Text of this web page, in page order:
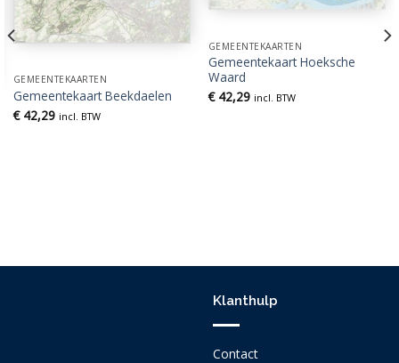
GEMEENTEKAARTEN
Gemeentekaart Beekdaelen
€42,29 incl. BTW
GEMEENTEKAARTEN
Gemeentekaart Hoeksche
Waard
€42,29 incl. BTW
Klanthulp
Contact